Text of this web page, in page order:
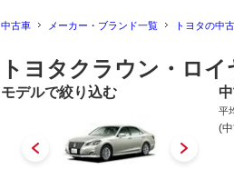
中古車 メーカー・ブランド一覧 トヨタの中
トヨタクラウン・ロイ
モデルで絞り込む
平
(